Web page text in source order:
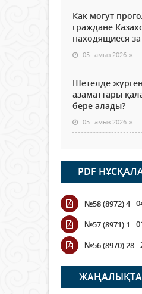
Как могут
граждане
находящиеся
05 тамыз 2026 ж.
Шетелде
азаматтары
бере алады?
05 тамыз 2026 ж.
баға әр түрлі
жағдайда
ҮКІМЕТТІК
АРНАЛҒАН
КОНКУРСЫНА
ҚАБЫЛДАУ
04 тамыз 2026 ж.
PDF
№58 (8972) 4
№57 (8971) 1
№56 (8970) 28